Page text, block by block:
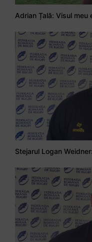
Adrian Țală: Visul